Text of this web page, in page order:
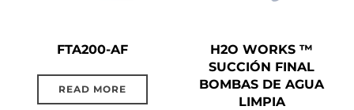
FTA200-AF
READ MORE
H2O WORKS ™
SUCCIÓN FINAL
BOMBAS DE AGUA
LIMPIA